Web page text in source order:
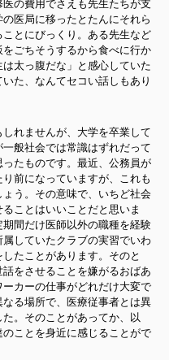
の費用でさえも先生たちが支
医局に移ったとたんにそれら
とにびっくり。ある先生など
ごちそうするから食べに行か
太っ腹だな」と感心していた
た、なんてセコい話しもあり
れませんが、大学を卒業して
般社会では常識はずれだって
たものです。最近、公務員が
前になっていますが、これも
う。その意味で、いちど社会
ことはいいことだと思いま
間だけ医師以外の職種を経験
していたクラブの実習でいわ
たことがあります。そのと
をさせることを嫌がるおばあ
カーの仕事がどれだけ大変で
る場所で、医療従事者とは異
。そのことがあってか、以
ことを身近に感じることがで